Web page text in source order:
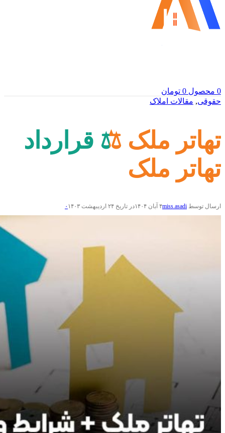
0 محصول 0 تومان
حقوقی, مقالات املاک
تهاتر ملک ⚖️ قرارداد
تهاتر ملک
ارسال توسط miss.asadi۴ آبان ۱۴۰۴ در تاریخ ۲۴ اردیبهشت ۱۴۰۳ ۰